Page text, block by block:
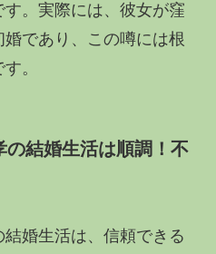
す。実際には、彼女が窪
であり、この噂には根
。
の結婚生活は順調！不
婚生活は、信頼できる